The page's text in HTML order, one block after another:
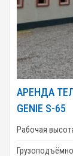
АРЕНДА
GENIE S-65
Рабочая